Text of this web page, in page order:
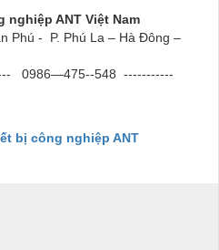
nghiệp ANT Việt Nam
Phú - P. Phú La – Hà Đông –
0986—475--548 -----------
bị công nghiệp ANT